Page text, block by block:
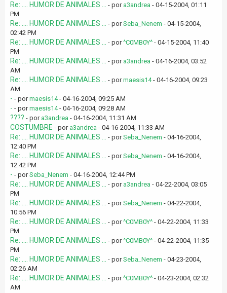
Re: .... HUMOR DE ANIMALES ... - por a3andrea - 04-15-2004, 01:11
PM
Re: .... HUMOR DE ANIMALES ... - porSeba_Nenem - 04-15-2004,
02:42 PM
Re: .... HUMOR DE ANIMALES ... - por^C0MB0Y^ - 04-15-2004, 11:40
PM
Re: .... HUMOR DE ANIMALES ... - por a3andrea - 04-16-2004, 03:52
AM
Re: .... HUMOR DE ANIMALES ... - pormaesis14- 04-16-2004, 09:23
AM
- - pormaesis14- 04-16-2004, 09:25 AM
- - pormaesis14- 04-16-2004, 09:28 AM
???? - por a3andrea - 04-16-2004, 11:31 AM
COSTUMBRE - por a3andrea - 04-16-2004, 11:33 AM
Re: .... HUMOR DE ANIMALES ... - porSeba_Nenem - 04-16-2004,
12:40 PM
Re: .... HUMOR DE ANIMALES ... - porSeba_Nenem - 04-16-2004,
12:42 PM
- - porSeba_Nenem - 04-16-2004, 12:44 PM
Re: .... HUMOR DE ANIMALES ... - por a3andrea - 04-22-2004, 03:05
PM
Re: .... HUMOR DE ANIMALES ... - porSeba_Nenem - 04-22-2004,
10:56 PM
Re: .... HUMOR DE ANIMALES ... - por^C0MB0Y^ - 04-22-2004, 11:33
PM
Re: .... HUMOR DE ANIMALES ... - por^C0MB0Y^ - 04-22-2004, 11:35
PM
Re: .... HUMOR DE ANIMALES ... - porSeba_Nenem - 04-23-2004,
02:26 AM
Re: .... HUMOR DE ANIMALES ... - por^C0MB0Y^ - 04-23-2004, 02:32
AM